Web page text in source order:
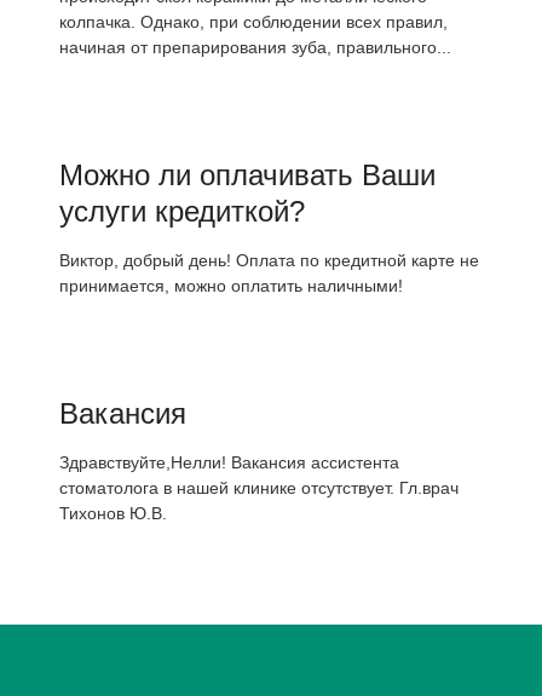
колпачка. Однако, при соблюдении всех правил,
начиная от препарирования зуба, правильного...
Можно ли оплачивать Ваши
услуги кредиткой?
Виктор, добрый день! Оплата по кредитной карте не
принимается, можно оплатить наличными!
Вакансия
Здравствуйте,Нелли! Вакансия ассистента
стоматолога в нашей клинике отсутствует. Гл.врач
Тихонов Ю.В.